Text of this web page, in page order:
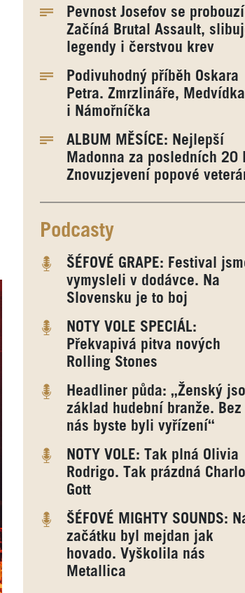
Pevnost Josefov se
Začíná Brutal Assault,
legendy i čerstvou krev
Podivuhodný příběh Oskara
Petra. Zmrzlináře, Medvídka
i Námořníčka
ALBUM MĚSÍCE: Nejlepší
Madonna za posledních 20
Znovuzjevení popové
Podcasty
ŠÉFOVÉ GRAPE: Festival
vymysleli v dodávce. Na
Slovensku je to boj
NOTY VOLE SPECIÁL:
Překvapivá pitva nových
Rolling Stones
Headliner půda: „Ženský
základ hudební branže. Bez
nás byste byli vyřízení“
NOTY VOLE: Tak plná Olivia
Rodrigo. Tak prázdná
Gott
ŠÉFOVÉ MIGHTY SOUNDS:
začátku byl mejdan jak
hovado. Vyškolila nás
Metallica